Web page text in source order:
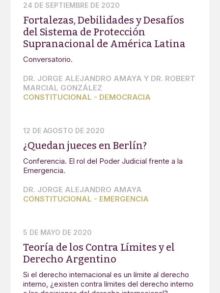
24 DE SEPTIEMBRE DE 2020
Fortalezas, Debilidades y Desafíos
del Sistema de Protección
Supranacional de América Latina
Conversatorio.
DR. JORGE ALEJANDRO AMAYA Y DR. ROBERT
MARCIAL GONZÁLEZ
CONSTITUCIONAL - DEMOCRACIA
12 DE AGOSTO DE 2020
¿Quedan jueces en Berlín?
Conferencia. El rol del Poder Judicial frente a la
Emergencia.
DR. JORGE ALEJANDRO AMAYA
CONSTITUCIONAL - EMERGENCIA
5 DE MAYO DE 2020
Teoría de los Contra Límites y el
Derecho Argentino
Si el derecho internacional es un límite al derecho
interno, ¿existen contra límites del derecho interno